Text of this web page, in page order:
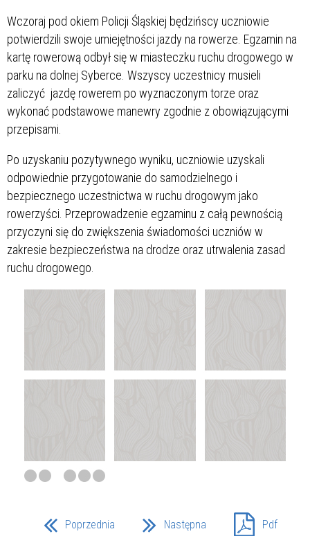
Wczoraj pod okiem Policji Śląskiej będzińscy uczniowie
potwierdzili swoje umiejętności jazdy na rowerze. Egzamin na
kartę rowerową odbył się w miasteczku ruchu drogowego w
parku na dolnej Syberce. Wszyscy uczestnicy musieli
zaliczyć jazdę rowerem po wyznaczonym torze oraz
wykonać podstawowe manewry zgodnie z obowiązującymi
przepisami.
Po uzyskaniu pozytywnego wyniku, uczniowie uzyskali
odpowiednie przygotowanie do samodzielnego i
bezpiecznego uczestnictwa w ruchu drogowym jako
rowerzyści. Przeprowadzenie egzaminu z całą pewnością
przyczyni się do zwiększenia świadomości uczniów w
zakresie bezpieczeństwa na drodze oraz utrwalenia zasad
ruchu drogowego.
Poprzednia Następna Pdf